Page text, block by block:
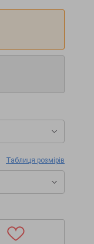
Таблиця розмірів